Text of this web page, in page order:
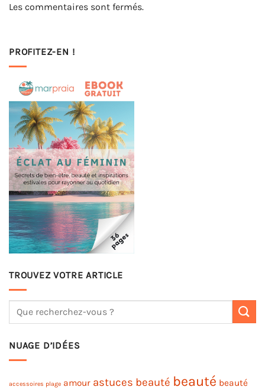
Les commentaires sont fermés.
PROFITEZ-EN !
TROUVEZ VOTRE ARTICLE
NUAGE D’IDÉES
accessoires plage amour astuces beauté beauté beauté